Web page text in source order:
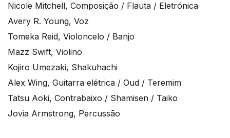
Nicole Mitchell, Composição / Flauta / Eletrónica
Avery R. Young, Voz
Tomeka Reid, Violoncelo / Banjo
Mazz Swift, Violino
Kojiro Umezaki, Shakuhachi
Alex Wing, Guitarra elétrica / Oud / Teremim
Tatsu Aoki, Contrabaixo / Shamisen / Taiko
Jovia Armstrong, Percussão